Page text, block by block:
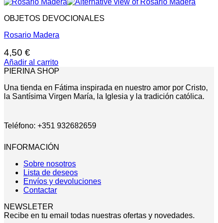
OBJETOS DEVOCIONALES
Rosario Madera
4,50 €
Añadir al carrito
PIERINA SHOP
Una tienda en Fátima inspirada en nuestro amor por Cristo,
la Santísima Virgen María, la Iglesia y la tradición católica.
Teléfono: +351 932682659
INFORMACIÓN
Sobre nosotros
Lista de deseos
Envíos y devoluciones
Contactar
NEWSLETER
Recibe en tu email todas nuestras ofertas y novedades.